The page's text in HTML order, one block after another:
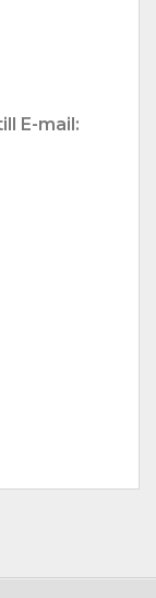
E-mail: